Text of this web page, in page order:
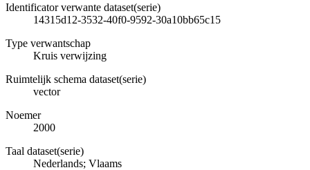
Identificator verwante dataset(serie)
14315d12-3532-40f0-9592-30a10bb65c15
Type verwantschap
Kruis verwijzing
Ruimtelijk schema dataset(serie)
vector
Noemer
2000
Taal dataset(serie)
Nederlands; Vlaams